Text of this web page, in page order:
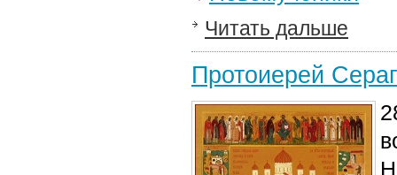
Читать дальше
Протоиерей